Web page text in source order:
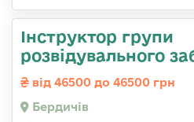
Інструктор групи
розвідувального
від 46500 до 46500 грн
Бердичів